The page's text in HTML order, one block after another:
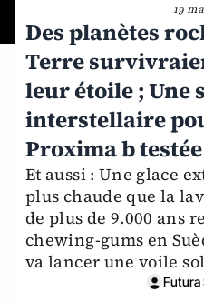
19
Des planètes
Terre
leur étoile ; Une
interstellaire
Proxima b testée
Et aussi : Une glace
plus chaude que la
de plus de 9.000 ans
chewing-gums en
va lancer une voile
Futura